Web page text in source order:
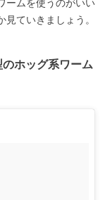
ームを使うのがいい
ていきましょう。
ホッグ系ワーム